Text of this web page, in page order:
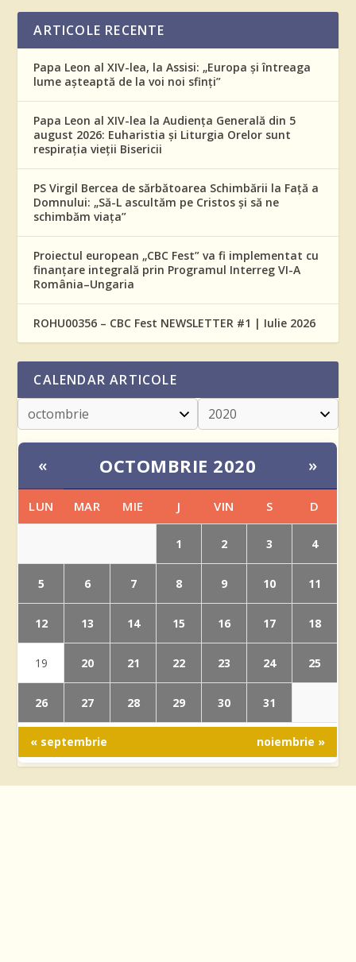
ARTICOLE RECENTE
Papa Leon al XIV-lea, la Assisi: „Europa și întreaga
lume așteaptă de la voi noi sfinți”
Papa Leon al XIV-lea la Audiența Generală din 5
august 2026: Euharistia și Liturgia Orelor sunt
respirația vieții Bisericii
PS Virgil Bercea de sărbătoarea Schimbării la Față a
Domnului: „Să-L ascultăm pe Cristos și să ne
schimbăm viața”
Proiectul european „CBC Fest” va fi implementat cu
finanțare integrală prin Programul Interreg VI-A
România–Ungaria
ROHU00356 – CBC Fest NEWSLETTER #1 | Iulie 2026
CALENDAR ARTICOLE
« OCTOMBRIE 2020 »
LUN MAR MIE J VIN S D
1 2 3 4
5 6 7 8 9 10 11
12 13 14 15 16 17 18
19 20 21 22 23 24 25
26 27 28 29 30 31
« septembrie noiembrie »